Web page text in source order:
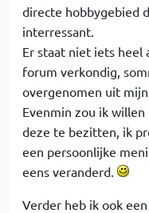
directe hobbygebied
interressant.
Er staat niet iets heel
forum verkondig,
overgenomen uit
Evenmin zou ik
deze te bezitten, ik
een persoonlijke
eens veranderd.
Verder heb ik ook een